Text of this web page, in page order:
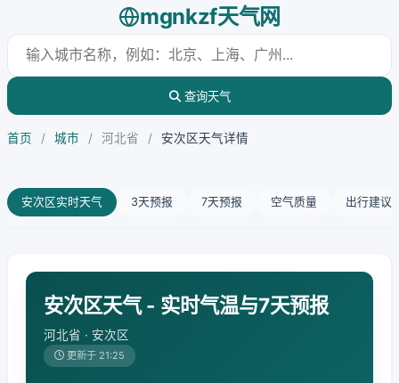
mgnkzf天气网
查询天气
首页 / 城市 / 河北省 / 安次区天气详情
安次区实时天气 3天预报 7天预报 空气质量 出行建议
安次区天气 - 实时气温与7天预报
河北省 · 安次区
更新于 21:25